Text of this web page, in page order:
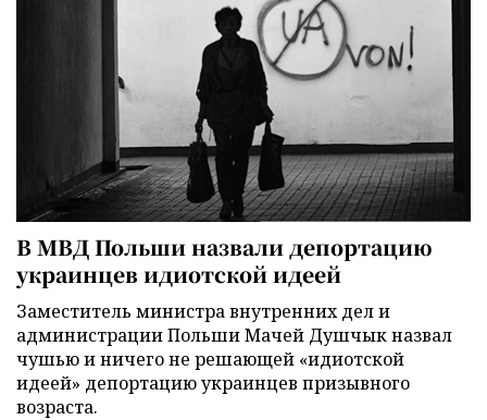
В МВД Польши назвали депортацию
украинцев идиотской идеей
Заместитель министра внутренних дел и
администрации Польши Мачей Душчык назвал
чушью и ничего не решающей «идиотской
идеей» депортацию украинцев призывного
возраста.